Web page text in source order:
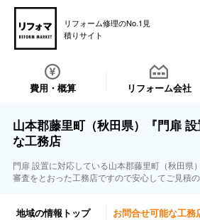
リフォーム修理のNo.1見
積りサイト
費用・概算 リフォーム会社
山本郡藤里町（秋田県）『門扉
な工務店
門扉 設置に対応している山本郡藤里町（秋田県
審査をとおった工務店ですので安心してご見積の
地域の情報トップ お問合せ可能な工務